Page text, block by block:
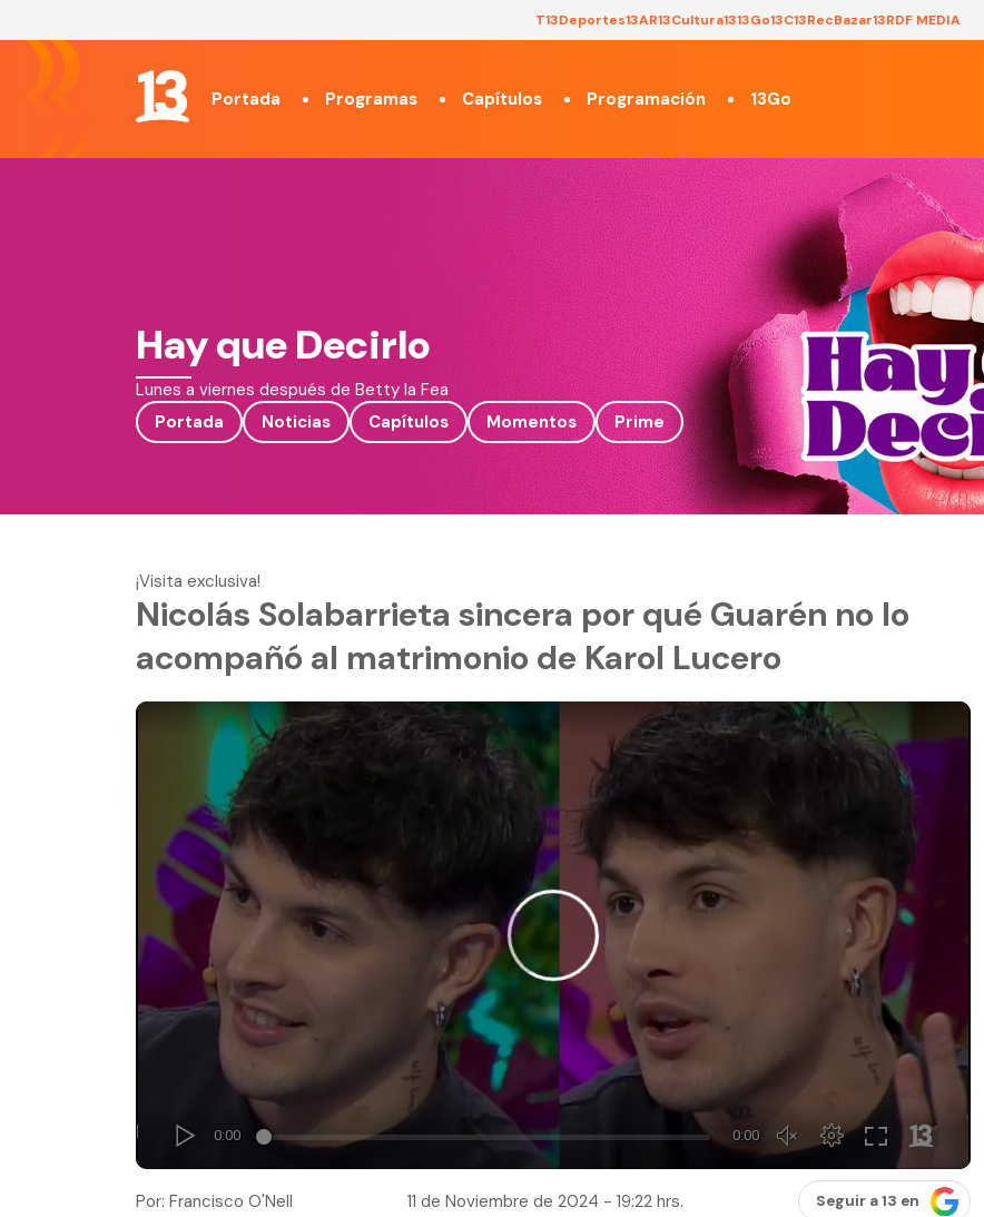
T13Deportes13AR13Cultura1313Go13C13RecBazar13RDF MEDIA
Portada Programas Capítulos Programación 13Go
Hay que Decirlo
Lunes a viernes después de Betty la Fea
Portada
Noticias Capítulos Momentos Prime
¡Visita exclusiva!
Nicolás Solabarrieta sincera por qué Guarén no lo
acompañó al matrimonio de Karol Lucero
Por: Francisco O'Nell 11 de Noviembre de 2024 - 19:22 hrs. Seguir a 13 en